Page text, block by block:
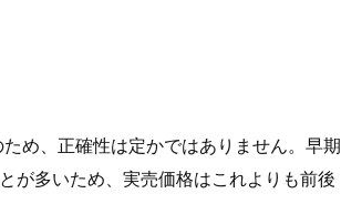
め、正確性は定かではありません。早期
が多いため、実売価格はこれよりも前後